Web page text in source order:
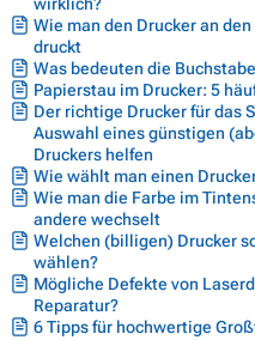
Wie man den Drucker an
druckt
Was bedeuten die
Papierstau im Drucker: 5
Der richtige Drucker für das
Auswahl eines günstigen
Druckers helfen
Wie wählt man einen
Wie man die Farbe im
andere wechselt
Welchen (billigen) Drucker
wählen?
Mögliche Defekte von
Reparatur?
6 Tipps für hochwertige